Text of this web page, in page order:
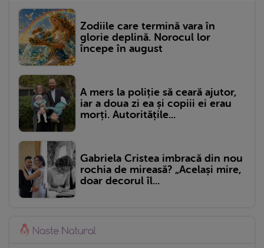
Zodiile care termină vara în
glorie deplină. Norocul lor
începe în august
A mers la poliție să ceară ajutor,
iar a doua zi ea și copiii ei erau
morți. Autoritățile...
Gabriela Cristea imbracă din nou
rochia de mireasă? „Același mire,
doar decorul îl...